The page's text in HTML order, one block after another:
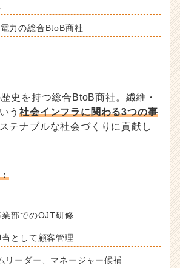
力の総合BtoB商社
史を持つ総合BtoB商社。繊維・
う社会インフラに関わる3つの事
テナブルな社会づくりに貢献し
部でのOJT研修
として顧客管理
リーダー、マネージャー候補